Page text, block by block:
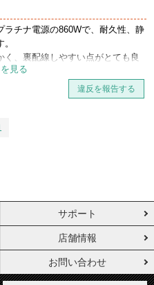
チナ電源の860Wで、耐久性、静
、裏配線しやすい点がとても良
違反を報告する
サポート
店舗情報
お問い合わせ